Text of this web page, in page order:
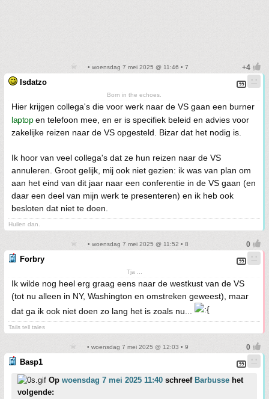
• woensdag 7 mei 2025 @ 11:46 • 7
Isdatzo
Born in the echoes.
Hier krijgen collega's die voor werk naar de VS gaan een burner
laptopen telefoon mee, en er is specifiek beleid en advies voor
zakelijke reizen naar de VS opgesteld. Bizar dat het nodig is.
Ik hoor van veel collega's dat ze hun reizen naar de VS
annuleren. Groot gelijk, mij ook niet gezien: ik was van plan om
aan het eind van dit jaar naar een conferentie in de VS gaan (en
daar een deel van mijn werk te presenteren) en ik heb ook
besloten dat niet te doen.
Huilen dan.
• woensdag 7 mei 2025 @ 11:52 • 8
Forbry
Tja ...
Ik wilde nog heel erg graag eens naar de westkust van de VS
(tot nu alleen in NY, Washington en omstreken geweest), maar
dat ga ik ook niet doen zo lang het is zoals nu...
Tails tell tales
• woensdag 7 mei 2025 @ 12:03 • 9
Basp1
Op woensdag 7 mei 2025 11:40 schreef Barbusse het
volgende: